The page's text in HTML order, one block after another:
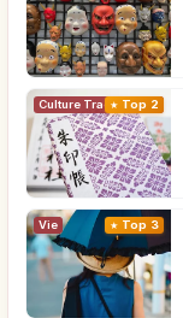
Culture Traditionnelle
Top 2
Vie Top 3